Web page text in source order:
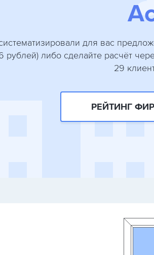
для вас
рублей) либо сделайте расчёт
29
РЕЙТИНГ